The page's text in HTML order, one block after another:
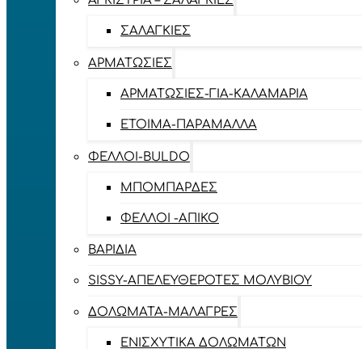
ΣΑΛΑΓΚΙΈΣ
ΑΡΜΑΤΩΣΙΈΣ
ΑΡΜΑΤΩΣΙΈΣ-ΓΙΑ-ΚΑΛΑΜΆΡΙΑ
ΈΤΟΙΜΑ-ΠΑΡΆΜΑΛΛΑ
ΦΕΛΛΟΊ-BULDO
ΜΠΟΜΠΆΡΔΕΣ
ΦΕΛΛΟΊ -ΑΠΊΚΟ
ΒΑΡΊΔΙΑ
SISSY-ΑΠΕΛΕΥΘΕΡΟΤΈΣ ΜΟΛΥΒΙΟΎ
ΔΟΛΏΜΑΤΑ-ΜΑΛΆΓΡΕΣ
ΕΝΙΣΧΥΤΙΚΆ ΔΟΛΩΜΆΤΩΝ